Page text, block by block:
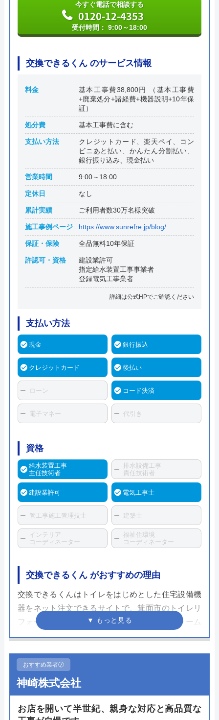
今すぐ電話で相談する
0120-12-4353
受付時間： 9:00～18:00
交換できるくん のサービス情報
料金
基本工事費38,800円 （基本工事費
+廃棄処分+諸経費+機器説明+10年保
証）
処分費 基本工事費に含む
支払い方法
クレジットカード、楽天ペイ、コン
ビニあと払い、かんたん分割払い、
銀行振り込み、現金払い
営業時間 9:00～18:00
定休日 なし
累計実績 ご利用者数30万名様突破
施工事例ページ https://www.sunrefre.jp/blog/
保証・保険 全品無料10年保証
許認可・資格
建設業許可
指定給水装置工事事業者
登録電気工事業者
詳細は公式HPでご確認ください
支払い方法
現金 銀行振込
クレジットカード 後払い
ローン コード決済
電子マネー 代引き
資格
給水装置工事
主任技術者
排水設備工事
責任技術者
建設業許可 電気工事士
管工事施工管理技士 建築士
インテリア
コーディネーター
福祉住環境
コーディネーター
交換できるくん がおすすめの理由
交換できるくんはトイレをはじめとした住宅設備機
器をネット注文できるサイトで、箕面市のトイレリ
フォームに対応しています。見積もり専用フォーム
から写真を送るだけで見積もりが進むため、現地訪
その分の人件費をカットすることで低価格で商品を
提供することができます。
施工に関しては自社社員もしくは契約しているエン
ジニアが工事を担当しますが、全ての商品に対し
おすすめ業者⑦
神崎株式会社
お店を開いて半世紀、親身な対応と高品質な